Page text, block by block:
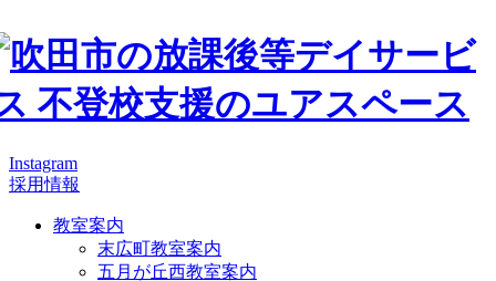
Instagram
採用情報
教室案内
末広町教室案内
五月が丘西教室案内